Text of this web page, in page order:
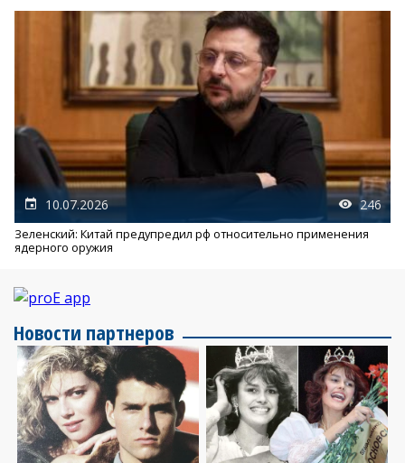
10.07.2026 246
Зеленский: Китай предупредил рф относительно применения
ядерного оружия
Новости партнеров